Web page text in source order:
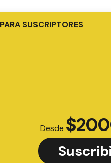
SUSCRIPTORES
Desde $